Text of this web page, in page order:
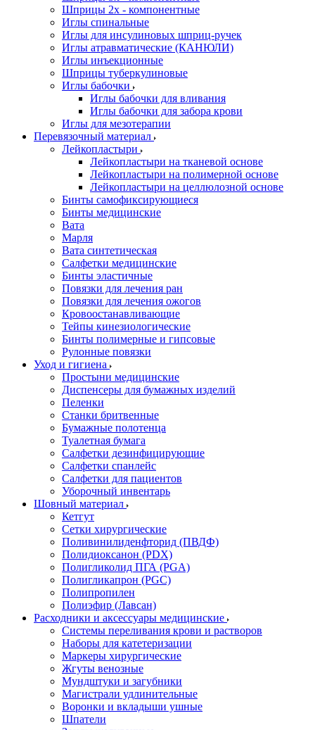
Шприцы 2х - компонентные
Иглы спинальные
Иглы для инсулиновых шприц-ручек
Иглы атравматические (КАНЮЛИ)
Иглы инъекционные
Шприцы туберкулиновые
Иглы бабочки
Иглы бабочки для вливания
Иглы бабочки для забора крови
Иглы для мезотерапии
Перевязочный материал
Лейкопластыри
Лейкопластыри на тканевой основе
Лейкопластыри на полимерной основе
Лейкопластыри на целлюлозной основе
Бинты самофиксирующиеся
Бинты медицинские
Вата
Марля
Вата синтетическая
Салфетки медицинские
Бинты эластичные
Повязки для лечения ран
Повязки для лечения ожогов
Кровоостанавливающие
Тейпы кинезиологические
Бинты полимерные и гипсовые
Рулонные повязки
Уход и гигиена
Простыни медицинские
Диспенсеры для бумажных изделий
Пеленки
Станки бритвенные
Бумажные полотенца
Туалетная бумага
Салфетки дезинфицирующие
Салфетки спанлейс
Салфетки для пациентов
Уборочный инвентарь
Шовный материал
Кетгут
Сетки хирургические
Поливинилиденфторид (ПВДФ)
Полидиоксанон (PDX)
Полигликолид ПГА (PGA)
Полигликапрон (PGC)
Полипропилен
Полиэфир (Лавсан)
Расходники и аксессуары медицинские
Системы переливания крови и растворов
Наборы для катетеризации
Маркеры хирургические
Жгуты венозные
Мундштуки и загубники
Магистрали удлинительные
Воронки и вкладыши ушные
Шпатели